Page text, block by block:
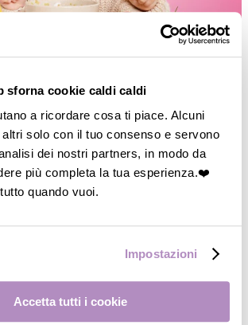
sforna cookie caldi caldi
a ricordare cosa ti piace. Alcuni
solo con il tuo consenso e servono
dei nostri partners, in modo da
più completa la tua esperienza.❤️
quando vuoi.
Impostazioni
Accetta tutti i cookie
assorbilatte